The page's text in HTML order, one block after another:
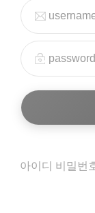
아이디 비밀번